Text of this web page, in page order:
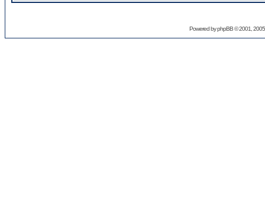
Powered byphpBB© 2001,